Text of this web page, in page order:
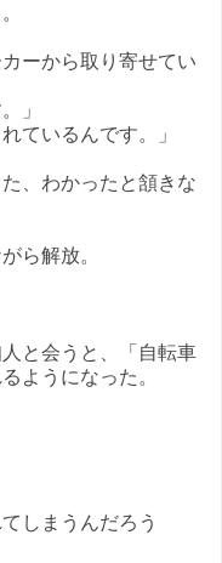
ーから取り寄せてい
」
ているんです。」
、わかったと頷きな
ら解放。
と会うと、「自転車
ようになった。
しまうんだろう